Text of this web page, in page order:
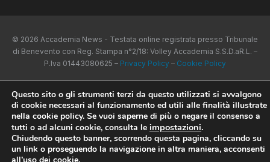
© 2026 Accademia News - Testata online registrata presso Tribunale
di Benevento con Reg. Stampa n°2/18: Volley Accademia S.S.D.aR.L. –
P.Iva 01443080625 – Privacy Policy – Cookie Policy
Questo sito o gli strumenti terzi da questo utilizzati si avvalgono
di cookie necessari al funzionamento ed utili alle finalità illustrate
nella cookie policy. Se vuoi saperne di più o negare il consenso a
tutti o ad alcuni cookie, consulta le impostazioni.
Chiudendo questo banner, scorrendo questa pagina, cliccando su
un link o proseguendo la navigazione in altra maniera, acconsenti